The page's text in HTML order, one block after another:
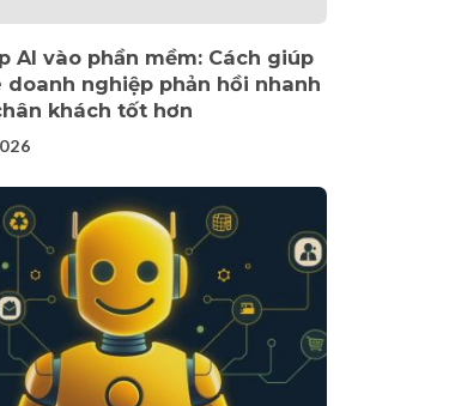
AI vào phần mềm: Cách giúp
doanh nghiệp phản hồi nhanh
khách tốt hơn